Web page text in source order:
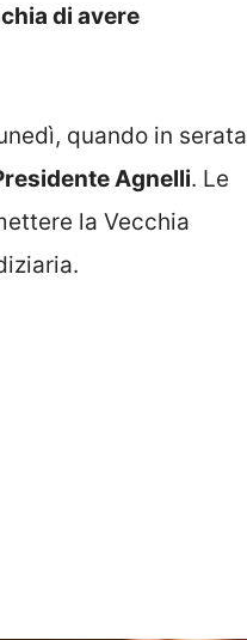
di avere
quando in serata
Agnelli. Le
la Vecchia